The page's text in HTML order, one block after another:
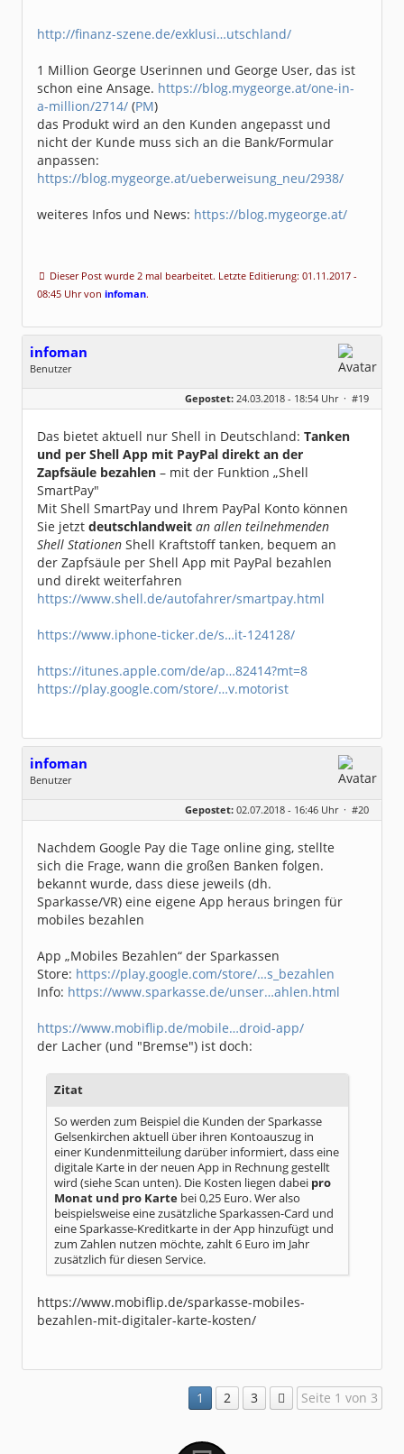
http://finanz-szene.de/exklusi…utschland/
1 Million George Userinnen und George User, das ist
schon eine Ansage. https://blog.mygeorge.at/one-in-
a-million/2714/ (PM)
das Produkt wird an den Kunden angepasst und
nicht der Kunde muss sich an die Bank/Formular
anpassen:
https://blog.mygeorge.at/ueberweisung_neu/2938/
weiteres Infos und News: https://blog.mygeorge.at/
Dieser Post wurde 2 mal bearbeitet. Letzte Editierung: 01.11.2017 -
08:45 Uhr von infoman.
infoman
Benutzer
Geschlecht:
Dabei seit:
06 / 2008
Gepostet: 24.03.2018 - 18:54 Uhr · #19
Das bietet aktuell nur Shell in Deutschland: Tanken
und per Shell App mit PayPal direkt an der
Zapfsäule bezahlen – mit der Funktion „Shell
SmartPay"
Mit Shell SmartPay und Ihrem PayPal Konto können
Sie jetzt deutschlandweit an allen teilnehmenden
Shell Stationen Shell Kraftstoff tanken, bequem an
der Zapfsäule per Shell App mit PayPal bezahlen
und direkt weiterfahren
https://www.shell.de/autofahrer/smartpay.html
https://www.iphone-ticker.de/s…it-124128/
https://itunes.apple.com/de/ap…82414?mt=8
https://play.google.com/store/…v.motorist
infoman
Benutzer
Dabei seit:
06 / 2008
Gepostet: 02.07.2018 - 16:46 Uhr · #20
Nachdem Google Pay die Tage online ging, stellte
sich die Frage, wann die großen Banken folgen.
bekannt wurde, dass diese jeweils (dh.
Sparkasse/VR) eine eigene App heraus bringen für
mobiles bezahlen
App „Mobiles Bezahlen“ der Sparkassen
Store: https://play.google.com/store/…s_bezahlen
Info: https://www.sparkasse.de/unser…ahlen.html
https://www.mobiflip.de/mobile…droid-app/
der Lacher (und "Bremse") ist doch:
Zitat
So werden zum Beispiel die Kunden der Sparkasse
Gelsenkirchen aktuell über ihren Kontoauszug in
einer Kundenmitteilung darüber informiert, dass eine
digitale Karte in der neuen App in Rechnung gestellt
wird (siehe Scan unten). Die Kosten liegen dabei pro
Monat und pro Karte bei 0,25 Euro. Wer also
beispielsweise eine zusätzliche Sparkassen-Card und
eine Sparkasse-Kreditkarte in der App hinzufügt und
zum Zahlen nutzen möchte, zahlt 6 Euro im Jahr
zusätzlich für diesen Service.
https://www.mobiflip.de/sparkasse-mobiles-
bezahlen-mit-digitaler-karte-kosten/
1 2 3 Seite 1 von 3